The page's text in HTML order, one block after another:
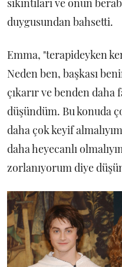
duygusundan bahsetti.
Emma, "terapideyken
Neden ben, başkası
çıkarır ve benden daha
düşündüm. Bu konuda
daha çok keyif
daha heyecanlı
zorlanıyorum diye